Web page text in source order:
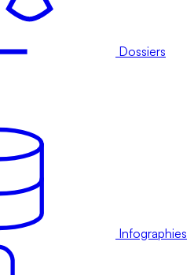
Dossiers
Infographies